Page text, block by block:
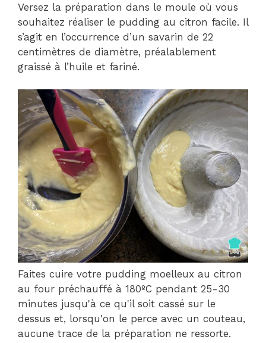
Versez la préparation dans le moule où vous
souhaitez réaliser le pudding au citron facile. Il
s’agit en l’occurrence d’un savarin de 22
centimètres de diamètre, préalablement
graissé à l’huile et fariné.
Faites cuire votre pudding moelleux au citron
au four préchauffé à 180ºC pendant 25-30
minutes jusqu'à ce qu'il soit cassé sur le
dessus et, lorsqu'on le perce avec un couteau,
aucune trace de la préparation ne ressorte.